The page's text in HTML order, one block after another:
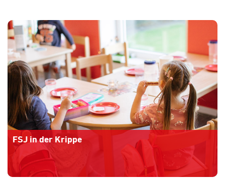
FSJ in der Krippe